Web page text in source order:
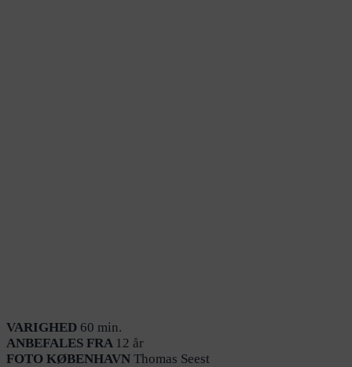
VARIGHED 60 min.
ANBEFALES FRA 12 år
FOTO KØBENHAVN Thomas Seest